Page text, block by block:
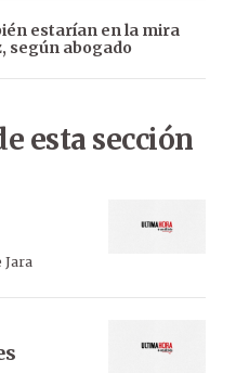
estarían en la mira
según abogado
esta sección
Jara